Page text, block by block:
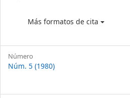
Más formatos de cita
Número
Núm. 5 (1980)